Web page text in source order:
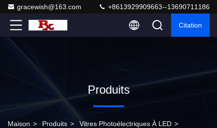
gracewish@163.com +8613929909663--13690711186
Citation
Produits
Maison > Produits > Vitres Photoélectriques À LED >